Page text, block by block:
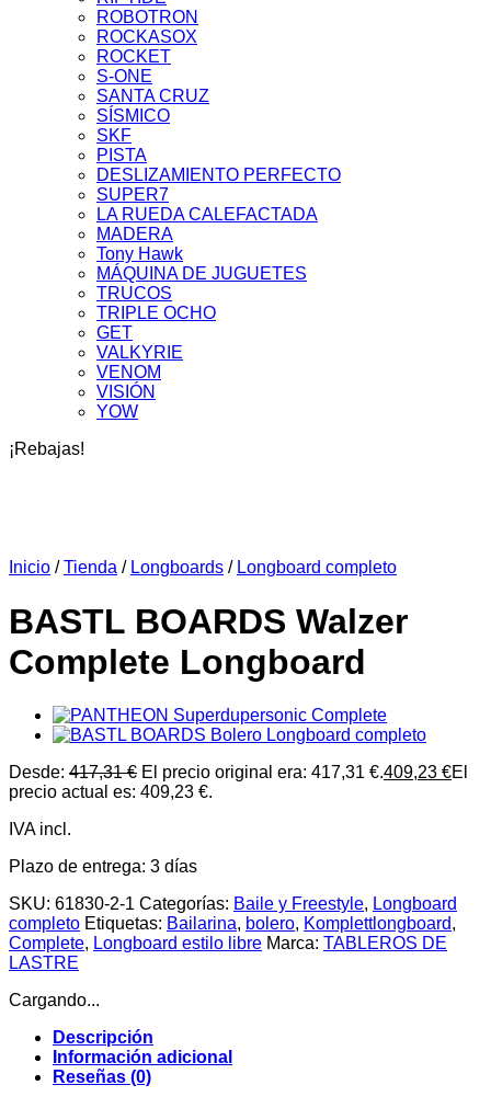
ROBOTRON
ROCKASOX
ROCKET
S-ONE
SANTA CRUZ
SÍSMICO
SKF
PISTA
DESLIZAMIENTO PERFECTO
SUPER7
LA RUEDA CALEFACTADA
MADERA
Tony Hawk
MÁQUINA DE JUGUETES
TRUCOS
TRIPLE OCHO
GET
VALKYRIE
VENOM
VISIÓN
YOW
¡Rebajas!
Inicio / Tienda / Longboards / Longboard completo
BASTL BOARDS Walzer
Complete Longboard
Desde: 417,31€ El precio original era: 417,31 €.409,23 €El
precio actual es: 409,23 €.
IVA incl.
Plazo de entrega: 3 días
SKU: 61830-2-1 Categorías: Baile y Freestyle, Longboard
completo Etiquetas: Bailarina, bolero, Komplettlongboard,
Complete, Longboard estilo libre Marca: TABLEROS DE
LASTRE
Cargando...
Descripción
Información adicional
Reseñas (0)